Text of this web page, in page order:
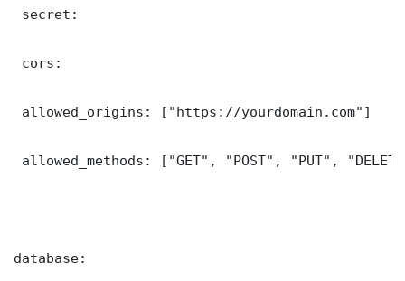
secret:
cors:
allowed_origins: ["https://yourdomain.com"]
allowed_methods: ["GET", "POST", "PUT",
database: